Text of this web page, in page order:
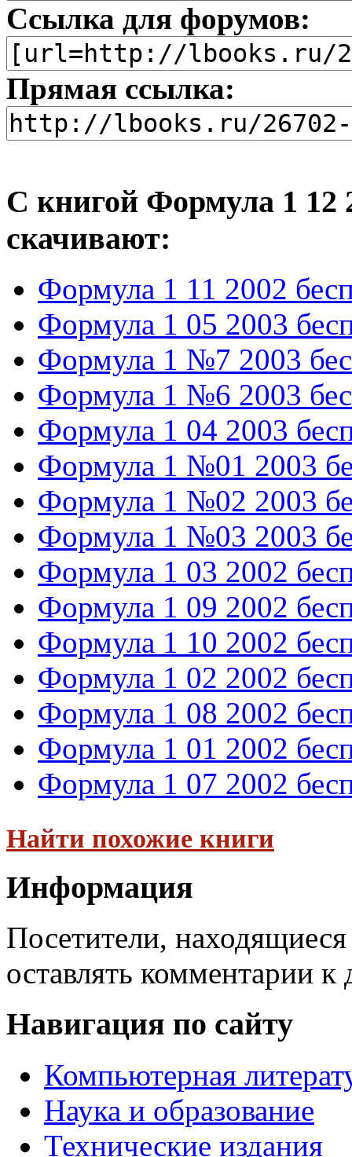
Ссылка для форумов:
Прямая ссылка:
С книгой Формула 1 12
скачивают:
Формула 1 11 2002
Формула 1 05 2003
Формула 1 №7 2003
Формула 1 №6 2003
Формула 1 04 2003
Формула 1 №01 2003
Формула 1 №02 2003
Формула 1 №03 2003
Формула 1 03 2002
Формула 1 09 2002
Формула 1 10 2002
Формула 1 02 2002
Формула 1 08 2002
Формула 1 01 2002
Формула 1 07 2002
Найти похожие книги
Информация
Посетители,
оставлять комментарии к
Навигация по сайту
Компьютерная
Наука и образование
Технические издания